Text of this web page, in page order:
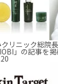
リニック総院
」の記事を掲